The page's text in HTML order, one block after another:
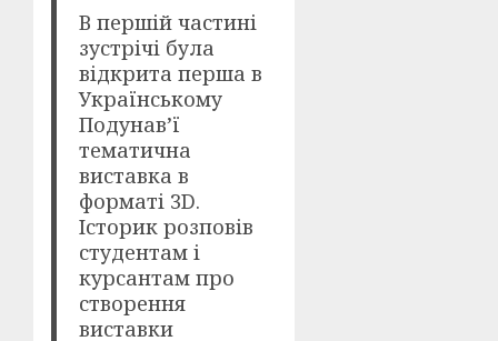
В першій частині
зустрічі була
відкрита перша в
Українському
Подунав’ї
тематична
виставка в
форматі 3D.
Історик розповів
студентам і
курсантам про
створення
виставки